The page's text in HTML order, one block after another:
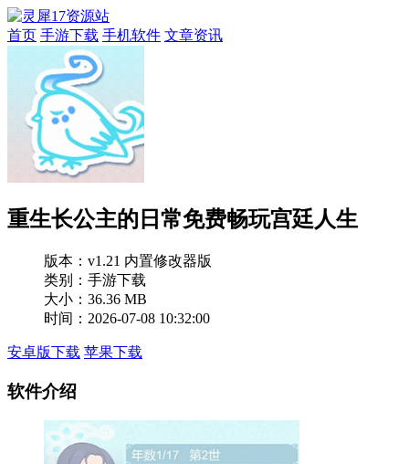
首页 手游下载 手机软件 文章资讯
重生长公主的日常免费畅玩宫廷人生
版本： v1.21 内置修改器版
类别：手游下载
大小：36.36 MB
时间：2026-07-08 10:32:00
安卓版下载 苹果下载
软件介绍